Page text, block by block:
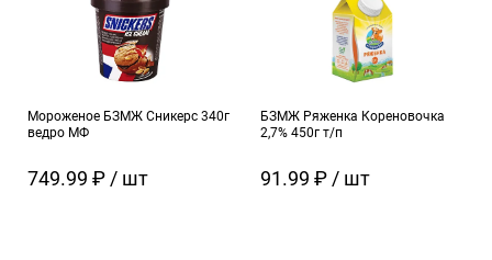
Мороженое БЗМЖ Сникерс 340г
ведро МФ
749.99 ₽ / шт
БЗМЖ Ряженка Кореновочка
2,7% 450г т/п
91.99 ₽ / шт